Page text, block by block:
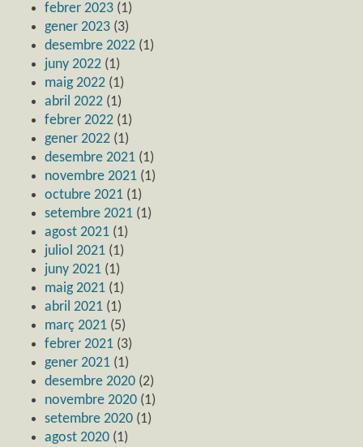
febrer 2023 (1)
gener 2023 (3)
desembre 2022 (1)
juny 2022 (1)
maig 2022 (1)
abril 2022 (1)
febrer 2022 (1)
gener 2022 (1)
desembre 2021 (1)
novembre 2021 (1)
octubre 2021 (1)
setembre 2021 (1)
agost 2021 (1)
juliol 2021 (1)
juny 2021 (1)
maig 2021 (1)
abril 2021 (1)
març 2021 (5)
febrer 2021 (3)
gener 2021 (1)
desembre 2020 (2)
novembre 2020 (1)
setembre 2020 (1)
agost 2020 (1)